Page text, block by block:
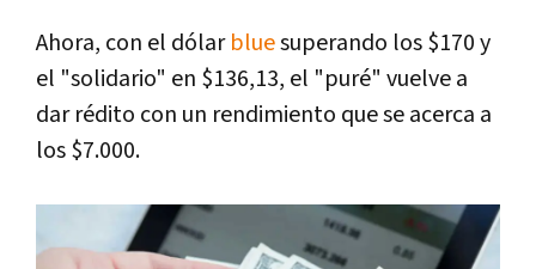
Ahora, con el dólarbluesuperando los $170 y
el "solidario" en $136,13, el "puré" vuelve a
dar rédito con un rendimiento que se acerca a
los $7.000.